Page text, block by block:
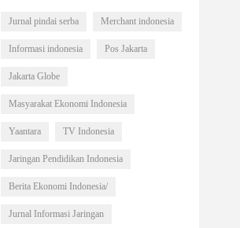
Jurnal pindai serba Merchant indonesia
Informasi indonesia Pos Jakarta
Jakarta Globe
Masyarakat Ekonomi Indonesia
Yaantara TV Indonesia
Jaringan Pendidikan Indonesia
Berita Ekonomi Indonesia/
Jurnal Informasi Jaringan